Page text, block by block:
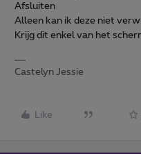
Afsluiten
Alleen kan ik deze niet
Krijg dit enkel van het
Castelyn Jessie
Like